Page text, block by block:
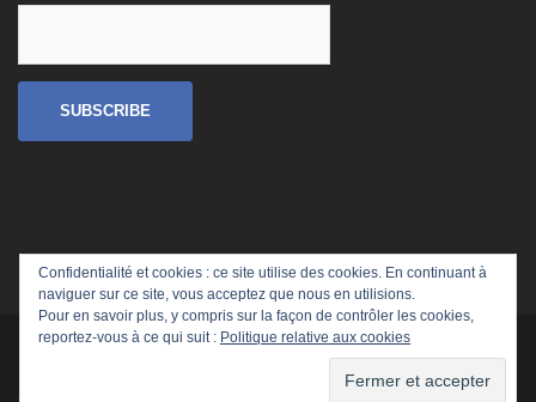
Thème :Sydneypar
Confidentialité et cookies : ce site utilise des cookies. En continuant à
naviguer sur ce site, vous acceptez que nous en utilisions.
Pour en savoir plus, y compris sur la façon de contrôler les cookies,
reportez-vous à ce qui suit : Politique relative aux cookies